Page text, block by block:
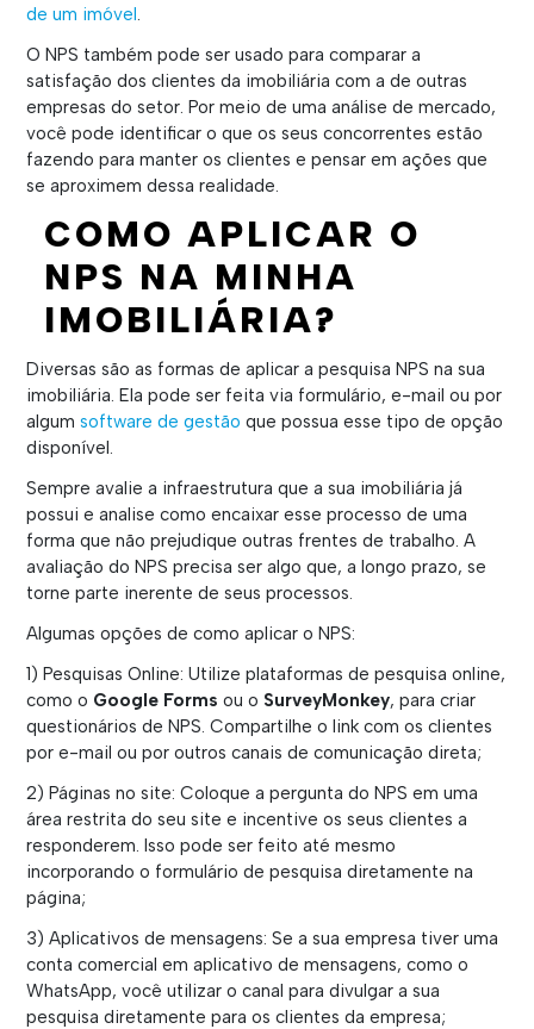
de um imóvel.
O NPS também pode ser usado para comparar a
satisfação dos clientes da imobiliária com a de outras
empresas do setor. Por meio de uma análise de mercado,
você pode identificar o que os seus concorrentes estão
fazendo para manter os clientes e pensar em ações que
se aproximem dessa realidade.
COMO APLICAR O
NPS NA MINHA
IMOBILIÁRIA?
Diversas são as formas de aplicar a pesquisa NPS na sua
imobiliária. Ela pode ser feita via formulário, e-mail ou por
algum software de gestão que possua esse tipo de opção
disponível.
Sempre avalie a infraestrutura que a sua imobiliária já
possui e analise como encaixar esse processo de uma
forma que não prejudique outras frentes de trabalho. A
avaliação do NPS precisa ser algo que, a longo prazo, se
torne parte inerente de seus processos.
Algumas opções de como aplicar o NPS:
1) Pesquisas Online: Utilize plataformas de pesquisa online,
como o Google Forms ou o SurveyMonkey, para criar
questionários de NPS. Compartilhe o link com os clientes
por e-mail ou por outros canais de comunicação direta;
2) Páginas no site: Coloque a pergunta do NPS em uma
área restrita do seu site e incentive os seus clientes a
responderem. Isso pode ser feito até mesmo
incorporando o formulário de pesquisa diretamente na
página;
3) Aplicativos de mensagens: Se a sua empresa tiver uma
conta comercial em aplicativo de mensagens, como o
WhatsApp, você utilizar o canal para divulgar a sua
pesquisa diretamente para os clientes da empresa;